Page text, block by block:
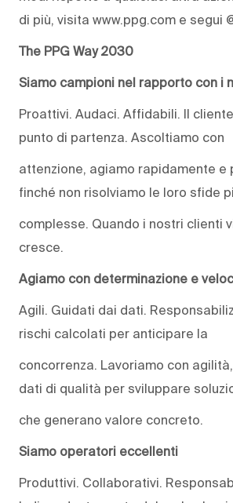
di più, visita www.ppg.com e segui
The PPG Way 2030
Siamo campioni nel rapporto con i
Proattivi. Audaci. Affidabili. Il
punto di partenza. Ascoltiamo con
attenzione, agiamo rapidamente e
finché non risolviamo le loro sfide
complesse. Quando i nostri clienti
cresce.
Agiamo con determinazione e
Agili. Guidati dai dati.
rischi calcolati per anticipare la
concorrenza. Lavoriamo con
dati di qualità per sviluppare
che generano valore concreto.
Siamo operatori eccellenti
Produttivi. Collaborativi.